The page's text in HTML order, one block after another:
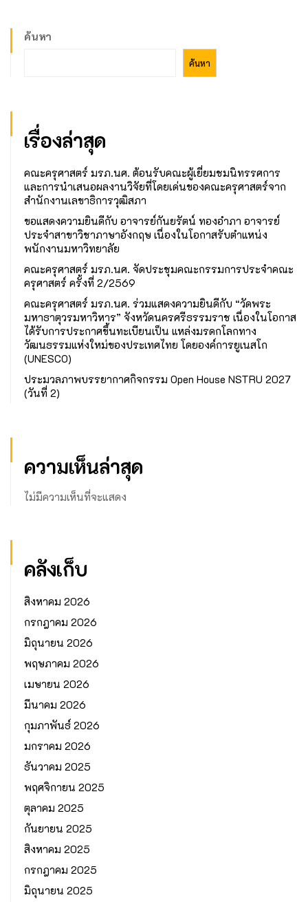
ค้นหา
ค้นหา
เรื่องล่าสุด
คณะครุศาสตร์ มรภ.นศ. ต้อนรับคณะผู้เยี่ยมชมนิทรรศการ
และการนำเสนอผลงานวิจัยที่โดยเด่นของคณะครุศาสตร์จาก
สำนักงานเลขาธิการวุฒิสภา
ขอแสดงความยินดีกับ อาจารย์กันยรัตน์ ทองอำภา อาจารย์
ประจำสาขาวิชาภาษาอังกฤษ เนื่องในโอกาสรับตำแหน่ง
พนักงานมหาวิทยาลัย
คณะครุศาสตร์ มรภ.นศ. จัดประชุมคณะกรรมการประจำคณะ
ครุศาสตร์ ครั้งที่ 2/2569
คณะครุศาสตร์ มรภ.นศ. ร่วมแสดงความยินดีกับ “วัดพระ
มหาธาตุวรมหาวิหาร” จังหวัดนครศรีธรรมราช เนื่องในโอกาส
ได้รับการประกาศขึ้นทะเบียนเป็น แหล่งมรดกโลกทาง
วัฒนธรรมแห่งใหม่ของประเทศไทย โดยองค์การยูเนสโก
(UNESCO)
ประมวลภาพบรรยากาศกิจกรรม Open House NSTRU 2027
(วันที่ 2)
ความเห็นล่าสุด
ไม่มีความเห็นที่จะแสดง
คลังเก็บ
สิงหาคม 2026
กรกฎาคม 2026
มิถุนายน 2026
พฤษภาคม 2026
เมษายน 2026
มีนาคม 2026
กุมภาพันธ์ 2026
มกราคม 2026
ธันวาคม 2025
พฤศจิกายน 2025
ตุลาคม 2025
กันยายน 2025
สิงหาคม 2025
กรกฎาคม 2025
มิถุนายน 2025